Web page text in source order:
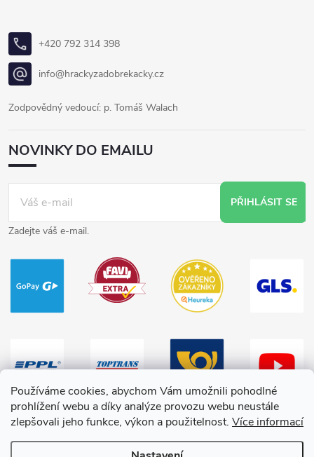
Používáme cookies, abychom Vám umožnili pohodlné
prohlížení webu a díky analýze provozu webu neustále
zlepšovali jeho funkce, výkon a použitelnost. Více informací
+420 792 314 398
info@hrackyzadobrekacky.cz
Zodpovědný vedoucí: p. Tomáš Walach
NOVINKY DO EMAILU
PŘIHLÁSIT SE
Zadejte váš e-mail.